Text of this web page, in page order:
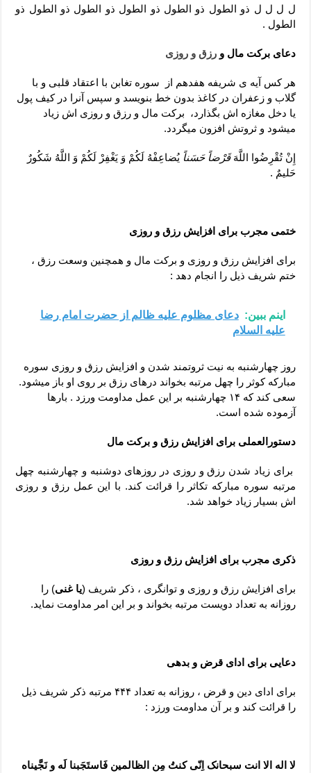
ل ل ل ل ذو الطول ذو الطول ذو الطول ذو الطول ذو الطول ذو
الطول .
دعای برکت مال ورزق و روزی
هر کس آیه ی شریفه هفدهم از سوره تغابن با اعتقاد قلبی و با
گلاب و زعفران در کاغذ بدون خط بنویسد و سپس آنرا در کیف پول
یا دخل مغازه اش بگذارد، برکت مال و رزق و روزی اش زیاد
میشود و ثروتش افزون میگردد.
إِنْ تُقْرِضُوا اللَّهَقَرْضاً حَسَناً یُضاعِفْهُ لَکُمْ وَ یَغْفِرْ لَکُمْ وَ اللَّهُ شَکُورٌ
حَلیمٌ .
ختمی مجرب برای افزایش رزق و روزی
برای افزایش رزق و روزی و برکت مال و همچنین وسعت رزق ،
ختم شریف ذیل را انجام دهد :
اینم ببین: دعاى مظلوم علیه ظالم از حضرت امام رضا
علیه السلام
روز چهارشنبه به نیت ثروتمند شدن و افزایش رزق و روزی سوره
مبارکه کوثر را چهل مرتبه بخواند درهای رزق بر روی او باز میشود.
سعی کند که ۱۴ چهارشنبه بر این عمل مداومت ورزد . بارها
آزموده شده است.
دستورالعملی برای افزایش رزق و برکت مال
برای زیاد شدن رزق و روزی در روزهای دوشنبه و چهارشنبه چهل
مرتبه سوره مبارکه تکاثر را قرائت کند. با این عمل رزق و روزی
اش بسیار زیاد خواهد شد.
ذکری مجرب برای افزایش رزق و روزی
برای افزایش رزق و روزی و توانگری ، ذکر شریف (یا غنی) را
روزانه به تعداد دویست مرتبه بخواند و بر این امر مداومت نماید.
دعایی برای ادای قرض و بدهی
برای ادای دین و قرض ، روزانه به تعداد ۴۴۴ مرتبه ذکر شریف ذیل
را قرائت کند و بر آن مداومت ورزد :
لا اله الا انت سبحانک اِنّى کنتُ مِن الظالمین فَاستَجَبنا لَه و نَجَّیناه